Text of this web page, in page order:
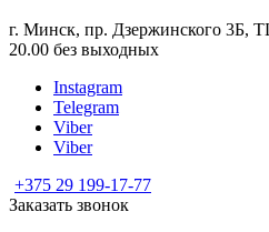
г. Минск, пр. Дзержинского 3Б,
20.00 без выходных
Instagram
Telegram
Viber
Viber
+375 29 199-17-77
Заказать звонок